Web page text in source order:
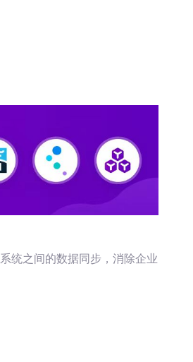
统之间的数据同步，消除企业